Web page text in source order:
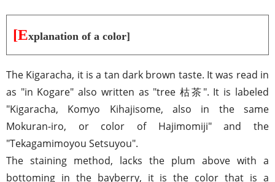
[Explanation of a color]
The Kigaracha, it is a tan dark brown taste. It was read in
as "in Kogare" also written as "tree 枯茶". It is labeled
"Kigaracha, Komyo Kihajisome, also in the same
Mokuran-iro, or color of Hajimomiji" and the
"Tekagamimoyou Setsuyou".
The staining method, lacks the plum above with a
bottoming in the bayberry, it is the color that is a